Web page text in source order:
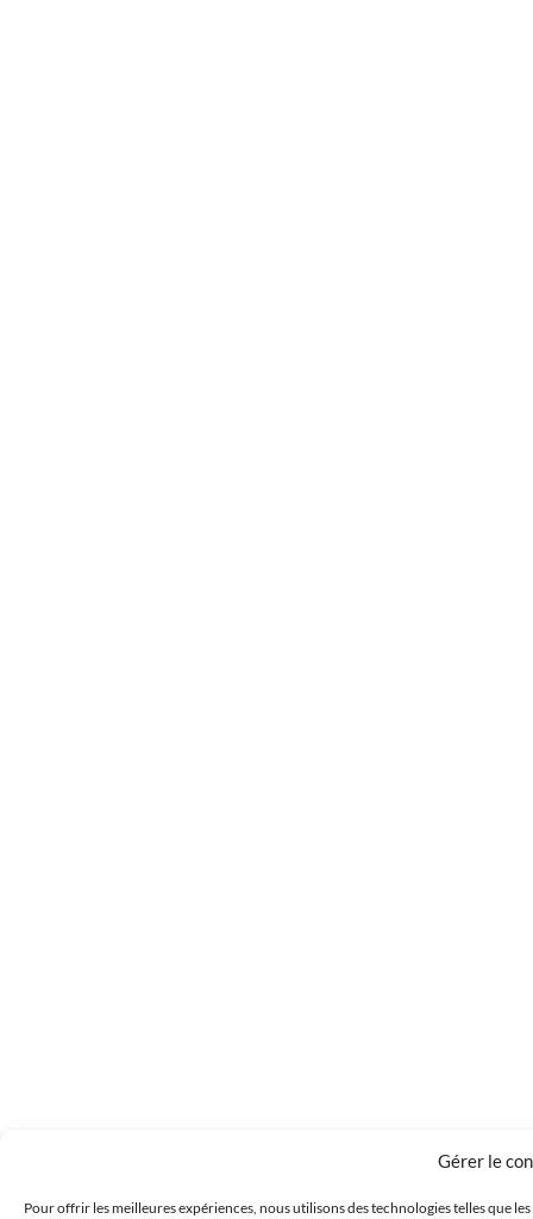
Gérer le
Pour offrir les meilleures expériences, nous utilisons des technologies telles que